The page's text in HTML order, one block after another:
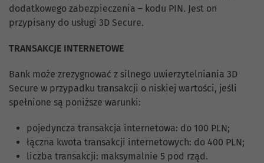
dodatkowego zabezpieczenia – kodu PIN. Jest on
przypisany do usługi 3D Secure.
TRANSAKCJE INTERNETOWE
Bank może zrezygnować z silnego uwierzytelniania 3D
Secure w przypadku transakcji o niskiej wartości, jeśli
spełnione są poniższe warunki:
pojedyncza transakcja internetowa: do 100 PLN;
łączna kwota transakcji internetowych: do 400 PLN;
liczba transakcji: maksymalnie 5 pod rząd.